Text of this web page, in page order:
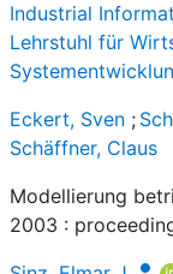
Industrial
Lehrstuhl für
Eckert, Sven ;
Schäffner, Claus
Modellierung
2003 :